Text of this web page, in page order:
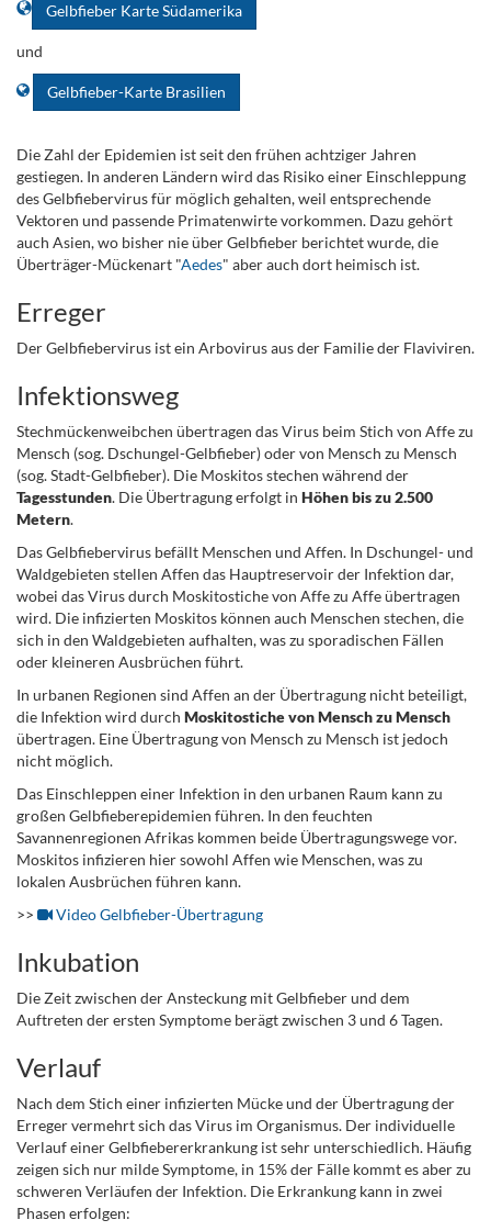
Gelbfieber Karte Südamerika
und
Gelbfieber-Karte Brasilien
Die Zahl der Epidemien ist seit den frühen achtziger Jahren
gestiegen. In anderen Ländern wird das Risiko einer Einschleppung
des Gelbfiebervirus für möglich gehalten, weil entsprechende
Vektoren und passende Primatenwirte vorkommen. Dazu gehört
auch Asien, wo bisher nie über Gelbfieber berichtet wurde, die
Überträger-Mückenart "Aedes" aber auch dort heimisch ist.
Erreger
Der Gelbfiebervirus ist ein Arbovirus aus der Familie der Flaviviren.
Infektionsweg
Stechmückenweibchen übertragen das Virus beim Stich von Affe zu
Mensch (sog. Dschungel-Gelbfieber) oder von Mensch zu Mensch
(sog. Stadt-Gelbfieber). Die Moskitos stechen während der
Tagesstunden. Die Übertragung erfolgt in Höhen bis zu 2.500
Metern.
Das Gelbfiebervirus befällt Menschen und Affen. In Dschungel- und
Waldgebieten stellen Affen das Hauptreservoir der Infektion dar,
wobei das Virus durch Moskitostiche von Affe zu Affe übertragen
wird. Die infizierten Moskitos können auch Menschen stechen, die
sich in den Waldgebieten aufhalten, was zu sporadischen Fällen
oder kleineren Ausbrüchen führt.
In urbanen Regionen sind Affen an der Übertragung nicht beteiligt,
die Infektion wird durch Moskitostiche von Mensch zu Mensch
übertragen. Eine Übertragung von Mensch zu Mensch ist jedoch
nicht möglich.
Das Einschleppen einer Infektion in den urbanen Raum kann zu
großen Gelbfieberepidemien führen. In den feuchten
Savannenregionen Afrikas kommen beide Übertragungswege vor.
Moskitos infizieren hier sowohl Affen wie Menschen, was zu
lokalen Ausbrüchen führen kann.
>>
Video Gelbfieber-Übertragung
Inkubation
Die Zeit zwischen der Ansteckung mit Gelbfieber und dem
Auftreten der ersten Symptome berägt zwischen 3 und 6 Tagen.
Verlauf
Nach dem Stich einer infizierten Mücke und der Übertragung der
Erreger vermehrt sich das Virus im Organismus. Der individuelle
Verlauf einer Gelbfiebererkrankung ist sehr unterschiedlich. Häufig
zeigen sich nur milde Symptome, in 15% der Fälle kommt es aber zu
schweren Verläufen der Infektion. Die Erkrankung kann in zwei
Phasen erfolgen: